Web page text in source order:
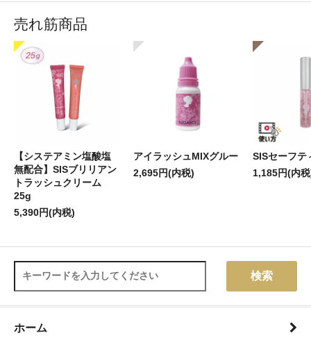
売れ筋商品
【システアミン塩酸塩
無配合】SISブリリアン
トラッシュクリーム
25g
5,390円(内税)
アイラッシュMIXグルー
2,695円(内税)
SISセーフテ
1,185円(内
検索
ホーム